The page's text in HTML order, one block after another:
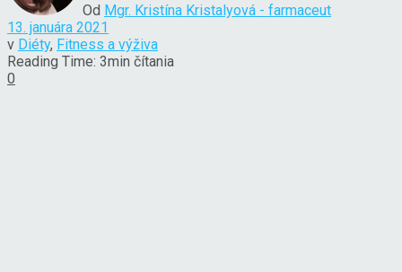
Od Mgr. Kristína Kristalyová - farmaceut
13. januára 2021
v Diéty, Fitness a výživa
Reading Time: 3min čítania
0